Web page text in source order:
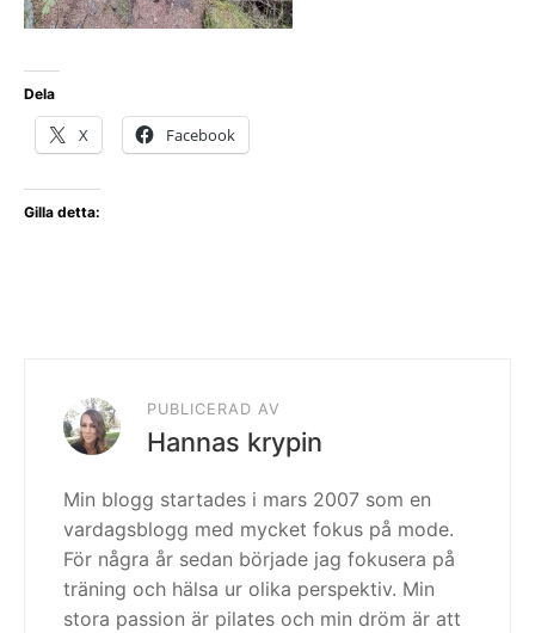
Dela
X Facebook
Gilla detta:
PUBLICERAD AV
Hannas krypin
Min blogg startades i mars 2007 som en
vardagsblogg med mycket fokus på mode.
För några år sedan började jag fokusera på
träning och hälsa ur olika perspektiv. Min
stora passion är pilates och min dröm är att